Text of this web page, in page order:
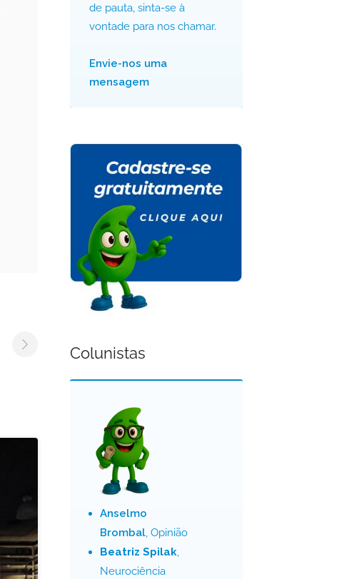
de pauta, sinta-se à
vontade para nos chamar.
Envie-nos uma
mensagem
Colunistas
Anselmo
Brombal, Opinião
Beatriz Spilak,
Neurociência